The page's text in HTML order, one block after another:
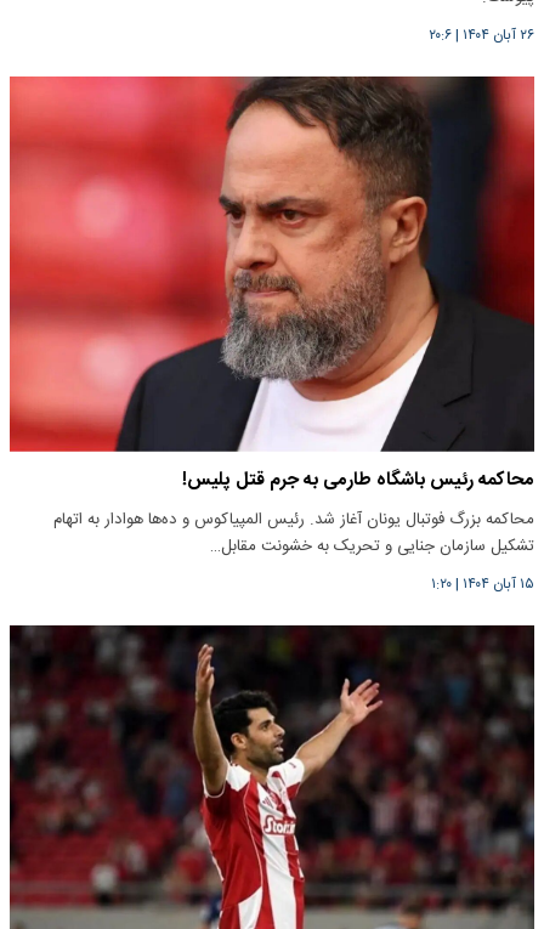
۲۶ آبان ۱۴۰۴ |۲۰:۶
محاکمه رئیس باشگاه طارمی به جرم قتل پلیس!
محاکمه بزرگ فوتبال یونان آغاز شد. رئیس المپیاکوس و ده‌ها هوادار به اتهام
تشکیل سازمان جنایی و تحریک به خشونت مقابل…
۱۵ آبان ۱۴۰۴ |۱:۲۰